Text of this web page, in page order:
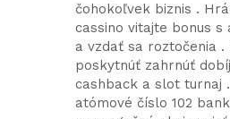
čohokoľvek biznis .
cassino vitajte bonus s
a vzdať sa roztočenia .
poskytnúť zahrnúť
cashback a slot turnaj
atómové číslo 102